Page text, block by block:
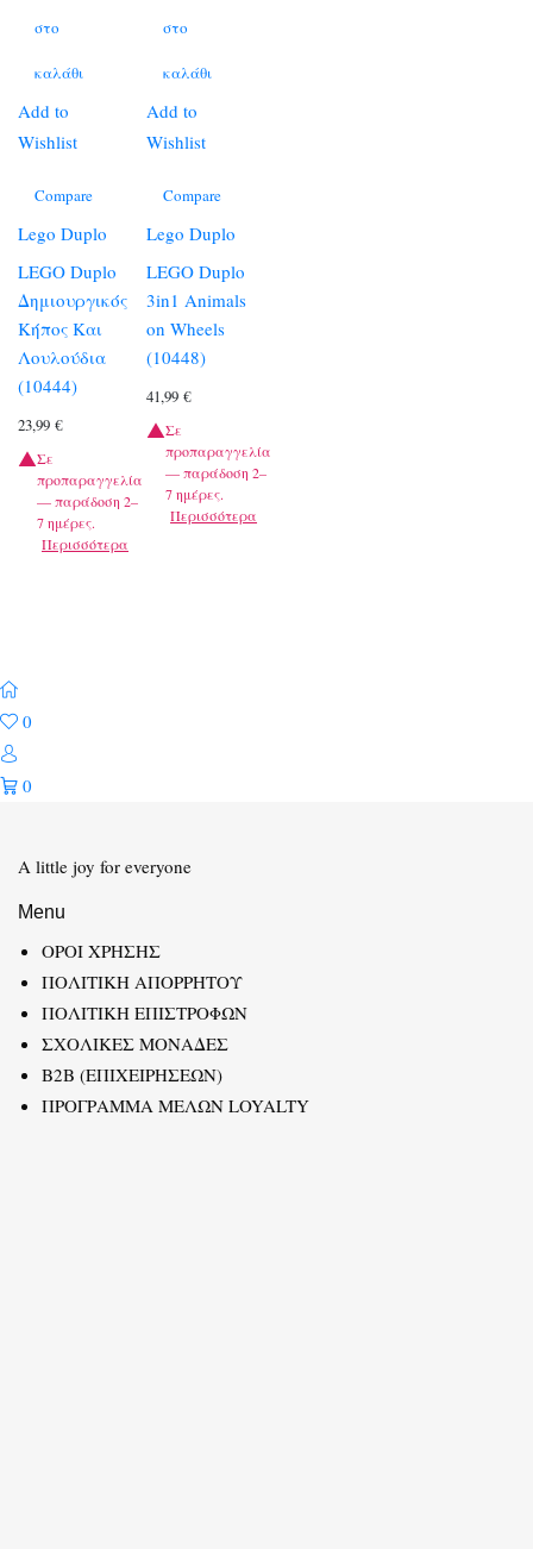
στο
καλάθι
Add to
Wishlist
Compare
Lego Duplo
LEGO Duplo
Δημιουργικός
Κήπος Και
Λουλούδια
(10444)
23,99 €
Σε
προπαραγγελία
— παράδοση 2–
7 ημέρες.
Περισσότερα
στο
καλάθι
Add to
Wishlist
Compare
Lego Duplo
LEGO Duplo
3in1 Animals
on Wheels
(10448)
41,99€
Σε
προπαραγγελία
— παράδοση 2–
7 ημέρες.
Περισσότερα
0
0
A little joy for everyone
Menu
ΟΡΟΙ ΧΡΗΣΗΣ
ΠΟΛΙΤΙΚΗ ΑΠΟΡΡΗΤΟΥ
ΠΟΛΙΤΙΚΗ ΕΠΙΣΤΡΟΦΩΝ
ΣΧΟΛΙΚΕΣ ΜΟΝΑΔΕΣ
B2B (ΕΠΙΧΕΙΡΗΣΕΩΝ)
ΠΡΟΓΡΑΜΜΑ ΜΕΛΩΝ LOYALTY